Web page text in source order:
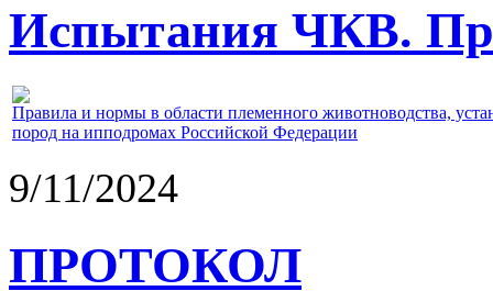
Испытания ЧКВ.
Правила и нормы в области племенного животноводства,
пород на ипподромах Российской Федерации
9/11/2024
ПРОТОКОЛ